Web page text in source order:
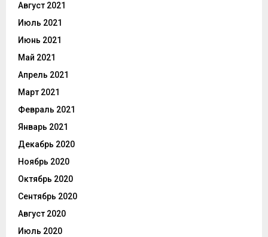
Август 2021
Июль 2021
Июнь 2021
Май 2021
Апрель 2021
Март 2021
Февраль 2021
Январь 2021
Декабрь 2020
Ноябрь 2020
Октябрь 2020
Сентябрь 2020
Август 2020
Июль 2020